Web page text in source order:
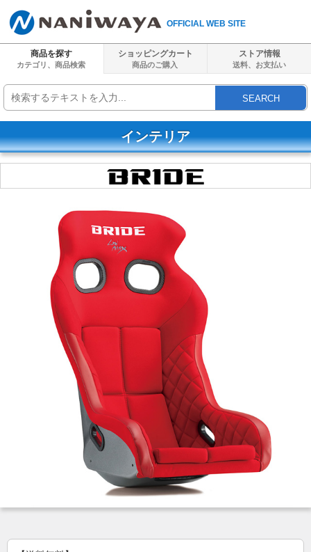
OFFICIAL WEB SITE
商品を探す
カテゴリ、商品検索
ショッピングカート
商品のご購入
ストア情報
送料、 お支払い
SEARCH
インテリア